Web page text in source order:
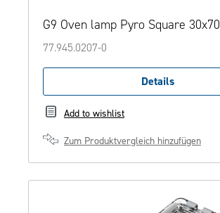
G9 Oven lamp Pyro Square 30x70
77.945.0207-0
Details
Add to wishlist
Zum Produktvergleich hinzufügen